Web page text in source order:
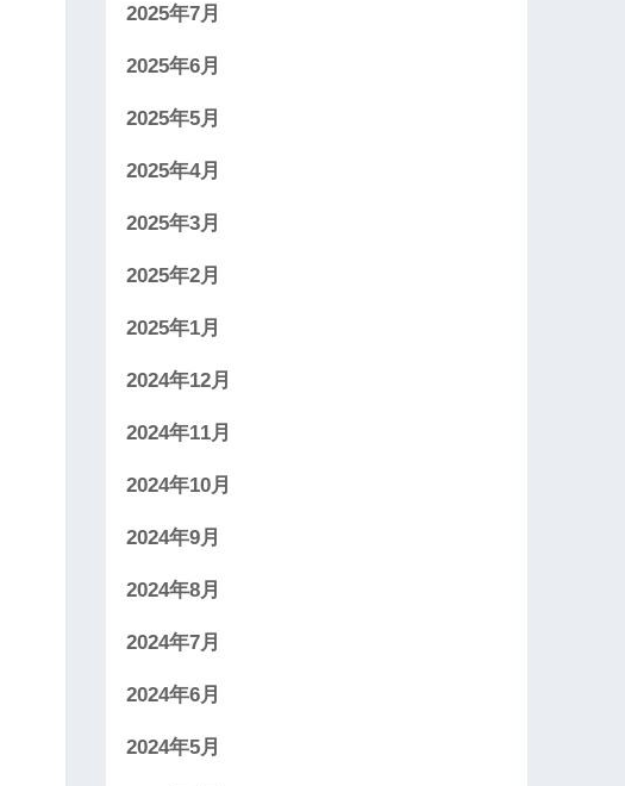
2025年7月
2025年6月
2025年5月
2025年4月
2025年3月
2025年2月
2025年1月
2024年12月
2024年11月
2024年10月
2024年9月
2024年8月
2024年7月
2024年6月
2024年5月